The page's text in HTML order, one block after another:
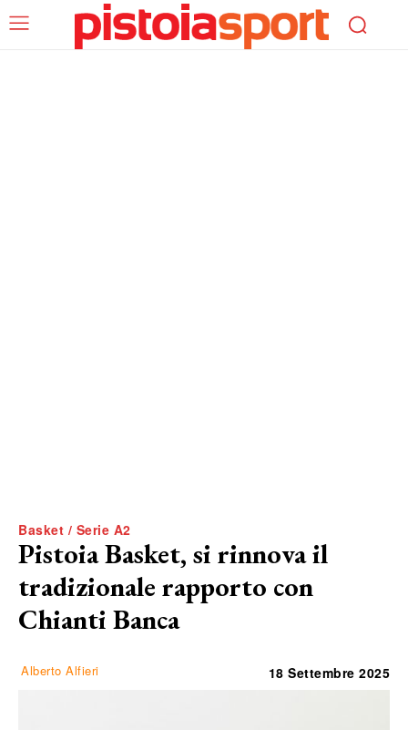
Basket / Serie A2
Pistoia Basket, si rinnova il
tradizionale rapporto con
Chianti Banca
Alberto Alfieri 18 Settembre 2025